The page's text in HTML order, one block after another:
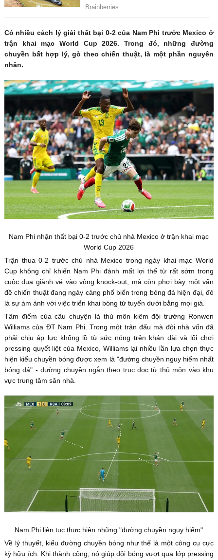
Có nhiều cách lý giải thất bại 0-2 của Nam Phi trước Mexico ở
trận khai mạc World Cup 2026. Trong đó, những đường
chuyền bất hợp lý, gò theo chiến thuật, là một phần nguyên
nhân.
Nam Phi nhận thất bại 0-2 trước chủ nhà Mexico ở trận khai mạc
World Cup 2026
Trận thua 0-2 trước chủ nhà Mexico trong ngày khai mạc World
Cup không chỉ khiến Nam Phi đánh mất lợi thế từ rất sớm trong
cuộc đua giành vé vào vòng knock-out, mà còn phơi bày một vấn
đề chiến thuật đang ngày càng phổ biến trong bóng đá hiện đại, đó
là sự ám ảnh với việc triển khai bóng từ tuyến dưới bằng mọi giá.
Tâm điểm của câu chuyện là thủ môn kiêm đội trưởng Ronwen
Williams của ĐT Nam Phi. Trong một trận đấu mà đội nhà vốn đã
phải chịu áp lực khổng lồ từ sức nóng trên khán đài và lối chơi
pressing quyết liệt của Mexico, Williams lại nhiều lần lựa chọn thực
hiện kiểu chuyền bóng được xem là "đường chuyền nguy hiểm nhất
bóng đá" - đường chuyền ngắn theo trục dọc từ thủ môn vào khu
vực trung tâm sân nhà.
Nam Phi liên tục thực hiện những "đường chuyền nguy hiểm"
Về lý thuyết, kiểu đường chuyền bóng như thế là một công cụ cực
kỳ hữu ích. Khi thành công, nó giúp đội bóng vượt qua lớp pressing